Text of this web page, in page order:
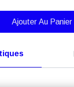
Ajouter Au Panier